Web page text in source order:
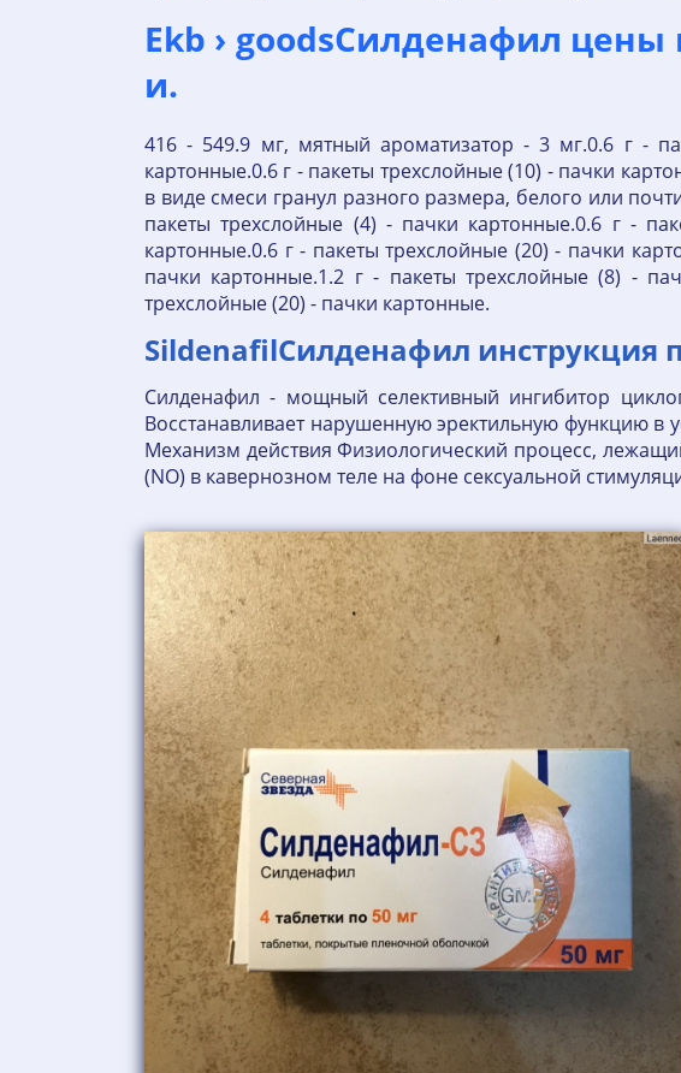
Ekb › goodsСилденафил цены
и.
416 - 549.9 мг, мятный ароматизатор - 3 мг.0.6 г -
картонные.0.6 г - пакеты трехслойные (10) - пачки
в виде смеси гранул разного размера, белого или
пакеты трехслойные (4) - пачки картонные.0.6 г -
картонные.0.6 г - пакеты трехслойные (20) - пачки
пачки картонные.1.2 г - пакеты трехслойные (8) -
трехслойные (20) - пачки картонные.
SildenafilСилденафил инструкция
Силденафил - мощный селективный ингибитор
Восстанавливает нарушенную эректильную функцию в
Механизм действия Физиологический процесс,
(NO) в кавернозном теле на фоне сексуальной